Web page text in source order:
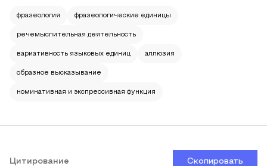
фразеология фразеологические единицы
речемыслительная деятельность
вариативность языковых единиц аллюзия
образное высказывание
номинативная и экспрессивная функция
Цитирование Скопировать